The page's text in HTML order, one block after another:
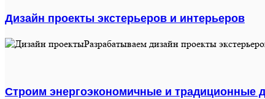
Дизайн проекты экстерьеров и интерьеров
Разрабатываем дизайн проекты
Строим энергоэкономичные и традиционные